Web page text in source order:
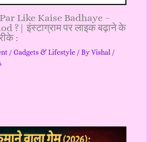
Like Kaise Badhaye –
?| इंस्टाग्राम पर लाइक बढ़ाने के
:
/ Gadgets & Lifestyle/ ByVishal /